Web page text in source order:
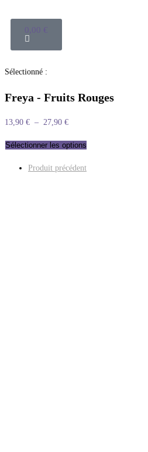
0,00 €
Sélectionné :
Freya - Fruits Rouges
13,90 € – 27,90 €
Sélectionner les options
Produit précédent